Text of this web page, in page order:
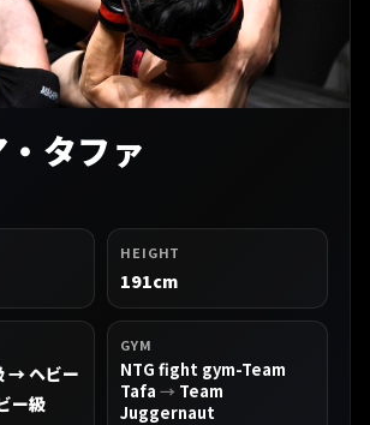
タファ
HEIGHT
191cm
→ ヘビー
ー級
GYM
NTG fight gym-Team
Tafa → Team
Juggernaut